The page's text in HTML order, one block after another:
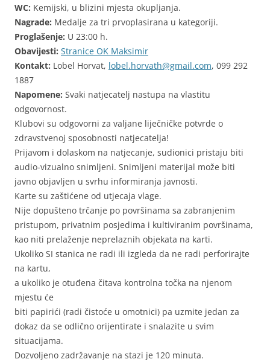
WC: Kemijski, u blizini mjesta okupljanja.
Nagrade: Medalje za tri prvoplasirana u kategoriji.
Proglašenje: U 23:00 h.
Obavijesti: Stranice OK Maksimir
Kontakt: Lobel Horvat, lobel.horvath@gmail.com, 099 292
1887
Napomene: Svaki natjecatelj nastupa na vlastitu
odgovornost.
Klubovi su odgovorni za valjane liječničke potvrde o
zdravstvenoj sposobnosti natjecatelja!
Prijavom i dolaskom na natjecanje, sudionici pristaju biti
audio-vizualno snimljeni. Snimljeni materijal može biti
javno objavljen u svrhu informiranja javnosti.
Karte su zaštićene od utjecaja vlage.
Nije dopušteno trčanje po površinama sa zabranjenim
pristupom, privatnim posjedima i kultiviranim površinama,
kao niti prelaženje neprelaznih objekata na karti.
Ukoliko SI stanica ne radi ili izgleda da ne radi perforirajte
na kartu,
a ukoliko je otuđena čitava kontrolna točka na njenom
mjestu će
biti papirići (radi čistoće u omotnici) pa uzmite jedan za
dokaz da se odlično orijentirate i snalazite u svim
situacijama.
Dozvoljeno zadržavanje na stazi je 120 minuta.